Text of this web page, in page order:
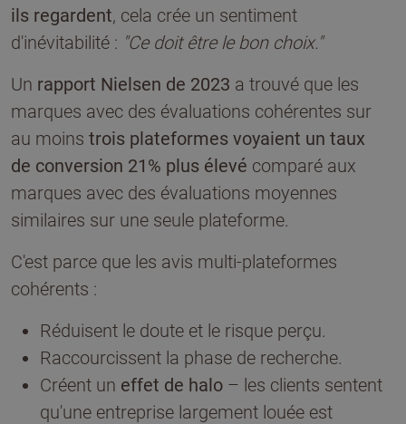
ils regardent, cela crée un sentiment
d'inévitabilité : "Ce doit être le bon choix."
Un rapport Nielsen de 2023 a trouvé que les
marques avec des évaluations cohérentes sur
au moins trois plateformes voyaient un taux
de conversion 21% plus élevé comparé aux
marques avec des évaluations moyennes
similaires sur une seule plateforme.
C'est parce que les avis multi-plateformes
cohérents :
Réduisent le doute et le risque perçu.
Raccourcissent la phase de recherche.
Créent un effet de halo – les clients sentent
qu'une entreprise largement louée est